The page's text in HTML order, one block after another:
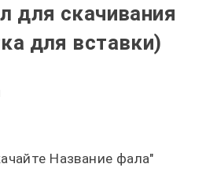
для скачивания
для вставки)
Название фала"